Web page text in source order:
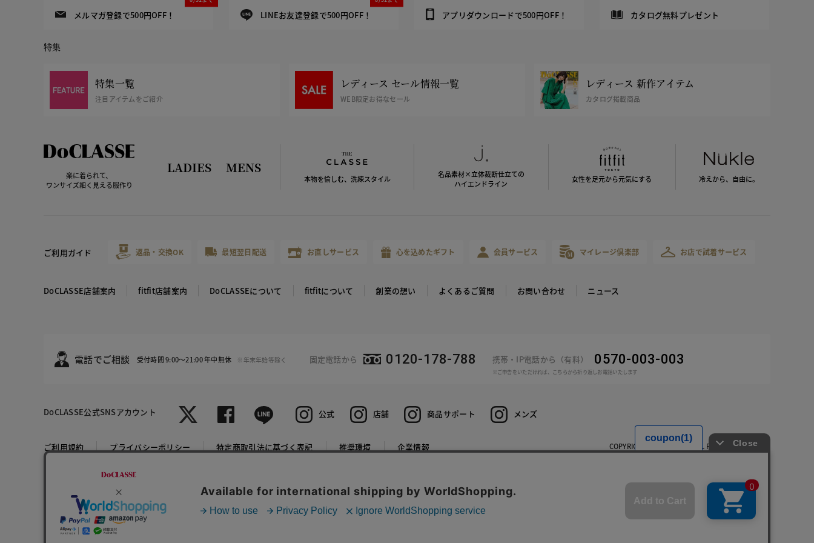
ターン
メルマガ登録で500円OFF！ LINEお友達登録で500円OFF！ アプリダウンロードで500円OFF！ カタログ無料プレゼント
特集
特集一覧
注目アイテムをご紹介
レディース セール情報一覧
WEB限定お得なセール
レディース 新作アイテム
カタログ掲載商品
楽に着られて、
ワンサイズ細く見える服作り
LADIES MENS
本物を愉しむ、洗練スタイル
名品素材×立体裁断仕立ての
ハイエンドライン
女性を足元から元気にする 冷えから、 自由に。
ご利用ガイド 返品・交換OK 最短翌日配送 お直しサービス 心を込めたギフト 会員サービス マイレージ倶楽部 お店で試着サービス
DoCLASSE店舗案内 fitfit店舗案内 DoCLASSEについて fitfitについて 創業の想い よくあるご質問 お問い合わせ ニュース
電話でご相談 受付時間 9:00～21:00 年中無休 ※年末年始等除く 固定電話から 0120-178-788 携帯・IP電話から（有料） 0570-003-003
※ご申告をいただければ、こちらから折り返しお電話いたします
DoCLASSE公式SNSアカウント 公式 店舗 商品サポート メンズ
ご利用規約 プライバシーポリシー 特定商取引法に基づく表記 推奨環境 企業情報 COPYRIGHT © DoCLASSE ALL RIGHTS RESERVED.